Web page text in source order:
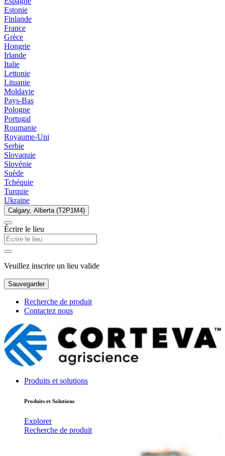
Estonie
Finlande
France
Grèce
Hongrie
Irlande
Italie
Lettonie
Lituanie
Moldavie
Pays-Bas
Pologne
Portugal
Roumanie
Royaume-Uni
Serbie
Slovaquie
Slovénie
Suède
Tchéquie
Turquie
Ukraine
Calgary, Alberta (T2P1M4)
Écrire le lieu
Veuillez inscrire un lieu valide
Sauvegarder
Recherche de produit
Contactez nous
Produits et solutions
Produits et Solutions
Explorer
Recherche de produit